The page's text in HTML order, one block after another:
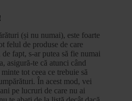
(și nu numai), este foarte
felul de produse de care
fapt, s-ar putea să fie numai
asigură-te că atunci când
tot ceea ce trebuie să
În acest mod, vei
pe lucruri de care nu ai